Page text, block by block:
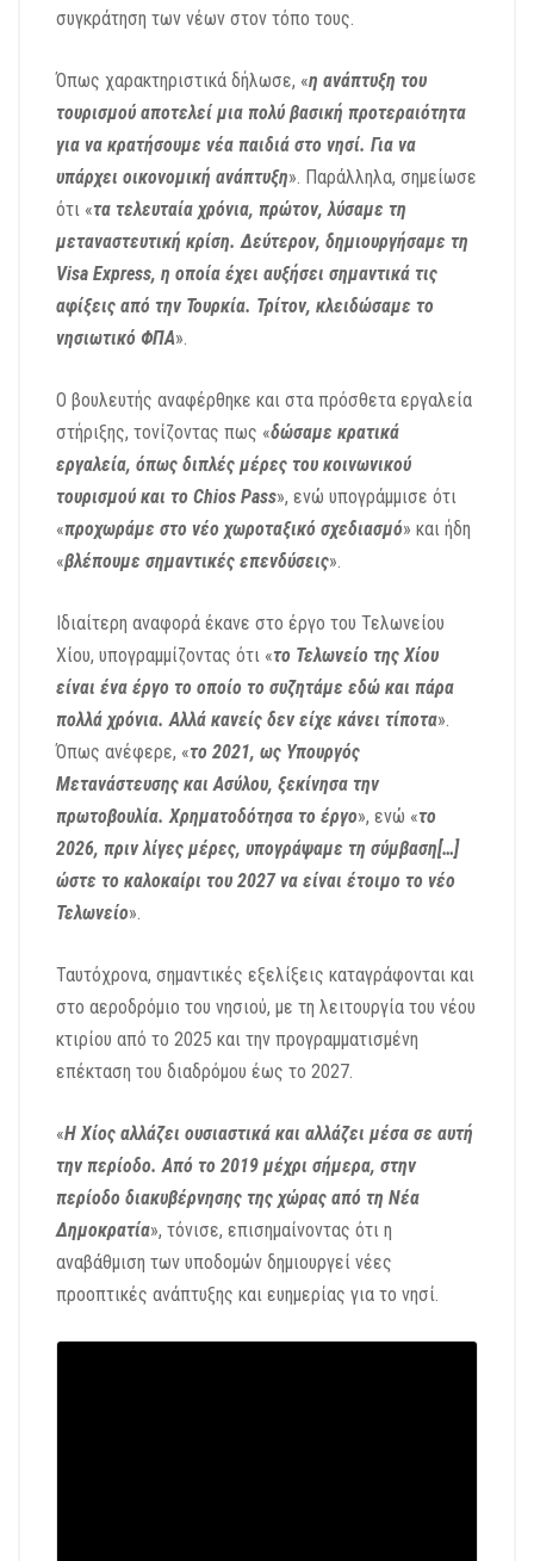
συγκράτηση των νέων στον τόπο τους.
Όπως χαρακτηριστικά δήλωσε, «η ανάπτυξη του
τουρισμού αποτελεί μια πολύ βασική προτεραιότητα
για να κρατήσουμε νέα παιδιά στο νησί. Για να
υπάρχει οικονομική ανάπτυξη». Παράλληλα, σημείωσε
ότι «τα τελευταία χρόνια, πρώτον, λύσαμε τη
μεταναστευτική κρίση. Δεύτερον, δημιουργήσαμε τη
Visa Express, η οποία έχει αυξήσει σημαντικά τις
αφίξεις από την Τουρκία. Τρίτον, κλειδώσαμε το
νησιωτικό ΦΠΑ».
Ο βουλευτής αναφέρθηκε και στα πρόσθετα εργαλεία
στήριξης, τονίζοντας πως «δώσαμε κρατικά
εργαλεία, όπως διπλές μέρες του κοινωνικού
τουρισμού και το Chios Pass», ενώ υπογράμμισε ότι
«προχωράμε στο νέο χωροταξικό σχεδιασμό» και ήδη
«βλέπουμε σημαντικές επενδύσεις».
Ιδιαίτερη αναφορά έκανε στο έργο του Τελωνείου
Χίου, υπογραμμίζοντας ότι «το Τελωνείο της Χίου
είναι ένα έργο το οποίο το συζητάμε εδώ και πάρα
πολλά χρόνια. Αλλά κανείς δεν είχε κάνει τίποτα».
Όπως ανέφερε, «το 2021, ως Υπουργός
Μετανάστευσης και Ασύλου, ξεκίνησα την
πρωτοβουλία. Χρηματοδότησα το έργο», ενώ «το
2026, πριν λίγες μέρες, υπογράψαμε τη σύμβαση[…]
ώστε το καλοκαίρι του 2027 να είναι έτοιμο το νέο
Τελωνείο».
Ταυτόχρονα, σημαντικές εξελίξεις καταγράφονται και
στο αεροδρόμιο του νησιού, με τη λειτουργία του νέου
κτιρίου από το 2025 και την προγραμματισμένη
επέκταση του διαδρόμου έως το 2027.
«Η Χίος αλλάζει ουσιαστικά και αλλάζει μέσα σε αυτή
την περίοδο. Από το 2019 μέχρι σήμερα, στην
περίοδο διακυβέρνησης της χώρας από τη Νέα
Δημοκρατία», τόνισε, επισημαίνοντας ότι η
αναβάθμιση των υποδομών δημιουργεί νέες
προοπτικές ανάπτυξης και ευημερίας για το νησί.